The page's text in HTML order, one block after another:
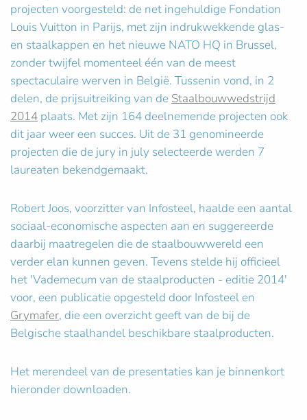
projecten voorgesteld: de net ingehuldige Fondation
Louis Vuitton in Parijs, met zijn indrukwekkende glas-
en staalkappen en het nieuwe NATO HQ in Brussel,
zonder twijfel momenteel één van de meest
spectaculaire werven in België. Tussenin vond, in 2
delen, de prijsuitreiking van de Staalbouwwedstrijd
2014 plaats. Met zijn 164 deelnemende projecten ook
dit jaar weer een succes. Uit de 31 genomineerde
projecten die de jury in july selecteerde werden 7
laureaten bekendgemaakt.
Robert Joos, voorzitter van Infosteel, haalde een aantal
sociaal-economische aspecten aan en suggereerde
daarbij maatregelen die de staalbouwwereld een
verder elan kunnen geven. Tevens stelde hij officieel
het 'Vademecum van de staalproducten - editie 2014'
voor, een publicatie opgesteld door Infosteel en
Grymafer, die een overzicht geeft van de bij de
Belgische staalhandel beschikbare staalproducten.
Het merendeel van de presentaties kan je binnenkort
hieronder downloaden.